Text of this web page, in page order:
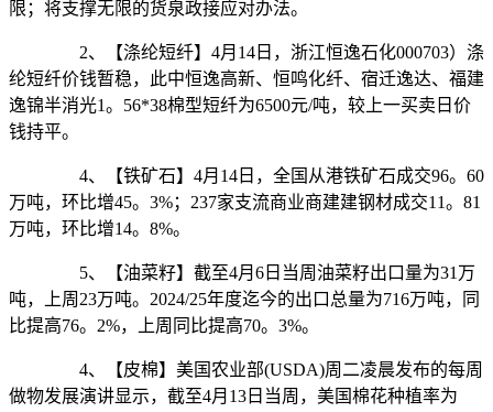
限；将支撑无限的货泉政接应对办法。
2、【涤纶短纤】4月14日，浙江恒逸石化000703）涤
纶短纤价钱暂稳，此中恒逸高新、恒鸣化纤、宿迁逸达、福建
逸锦半消光1。56*38棉型短纤为6500元/吨，较上一买卖日价
钱持平。
4、【铁矿石】4月14日，全国从港铁矿石成交96。60
万吨，环比增45。3%；237家支流商业商建建钢材成交11。81
万吨，环比增14。8%。
5、【油菜籽】截至4月6日当周油菜籽出口量为31万
吨，上周23万吨。2024/25年度迄今的出口总量为716万吨，同
比提高76。2%，上周同比提高70。3%。
4、【皮棉】美国农业部(USDA)周二凌晨发布的每周
做物发展演讲显示，截至4月13日当周，美国棉花种植率为